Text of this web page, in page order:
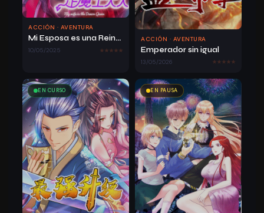
Capítulo 43 25/03/2026
Capítulo 42 25/03/2026 751
Capítulo 41 25/03/2026 728
ACCIÓN · AVENTURA
Mi Esposa es una Reina Demonio.
10/05/2025
ACCIÓN · AVENTURA
Emperador sin igual
13/05/2026
EN CURSO EN PAUSA